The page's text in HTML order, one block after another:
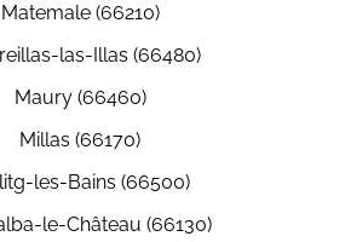
Matemale (66210)
las-Illas (66480)
Maury (66460)
Millas (66170)
les-Bains (66500)
le-Château (66130)